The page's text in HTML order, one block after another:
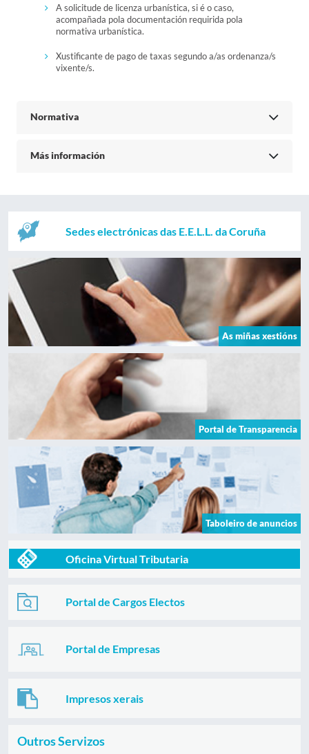
A solicitude de licenza urbanística, si é o caso,
acompañada pola documentación requirida pola
normativa urbanística.
Xustificante de pago de taxas segundo a/as ordenanza/s
vixente/s.
Normativa
Más información
Sedes electrónicas das E.E.L.L. da Coruña
As miñas xestións
Portal de Transparencia
Taboleiro de anuncios
Oficina Virtual Tributaria
Portal de Cargos Electos
Portal de Empresas
Impresos xerais
Outros Servizos